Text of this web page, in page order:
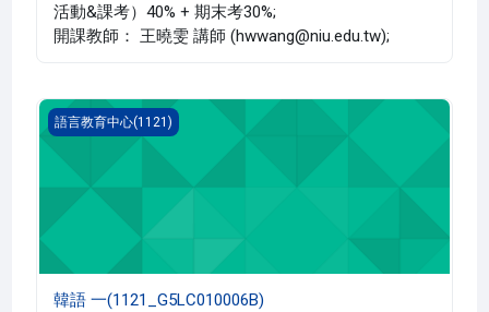
活動&課考）40% + 期末考30%;
開課教師： 王曉雯 講師 (hwwang@niu.edu.tw);
韓語 一(1121_G5LC010006B)
語言教育中心(1121)
韓語 一(1121_G5LC010006B)